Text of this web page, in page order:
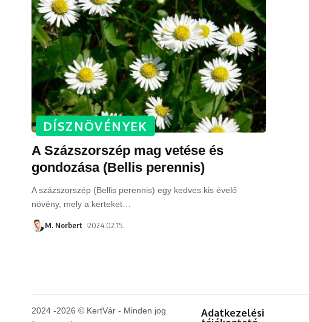
DÍSZNÖVÉNYEK
A Százszorszép mag vetése és
gondozása (Bellis perennis)
A százszorszép (Bellis perennis) egy kedves kis évelő
növény, mely a kerteket
M. Norbert 2024.02.15.
2024 -2026 © KertVár - Minden jog
Adatkezelési